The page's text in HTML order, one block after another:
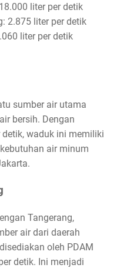
liter per detik
2.875 liter per detik
liter per detik
sumber air utama
bersih. Dengan
waduk ini memiliki
air minum
Tangerang,
air dari daerah
oleh PDAM
detik. Ini menjadi